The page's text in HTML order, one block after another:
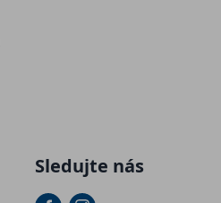
Sledujte nás